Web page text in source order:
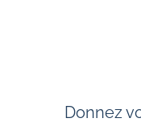
Donnez